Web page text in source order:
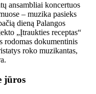
ansambliai koncertuos
– muzika pasieks
dieną Palangos
„Įtraukties receptas“
rodomas dokumentinis
roko muzikantas,
jūros